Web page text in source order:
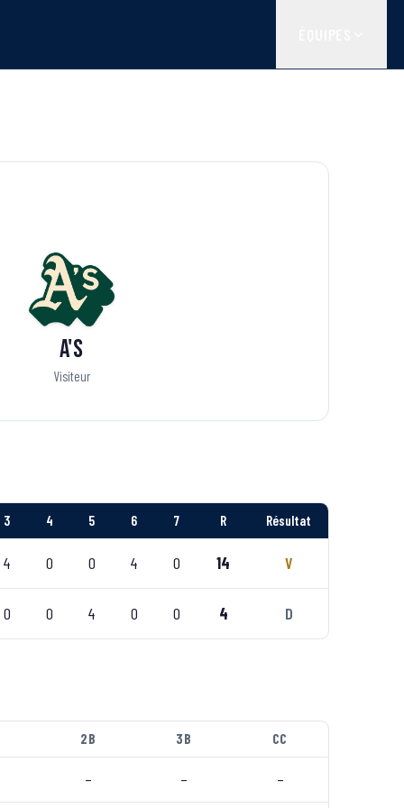
A's
Visiteur
3 4 5 6 7 R Résultat
4 0 0 4 0 14 V
0 0 4 0 0 4 D
2B 3B CC
– – –